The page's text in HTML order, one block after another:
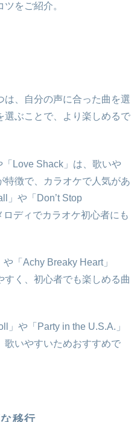
をご紹介。
は、自分の声に合った曲を選
選ぶことで、より楽しめるで
Love Shack」は、歌いや
徴で、カラオケで人気があ
」や「Don’t Stop
ディでカラオケ初心者にも
「Achy Breaky Heart」
く、初心者でも楽しめる曲
」や「Party in the U.S.A.」
歌いやすいためおすすめで
移行